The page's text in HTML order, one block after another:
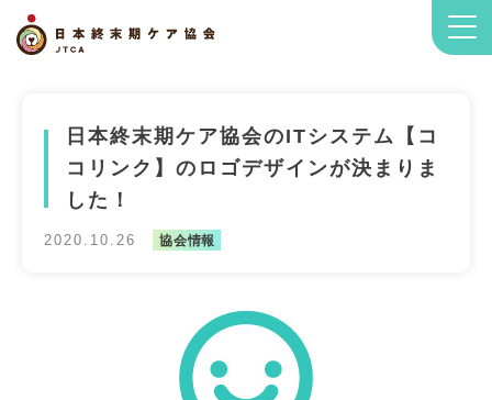
日本終末期ケア協会のITシステム【コ
コリンク】のロゴデザインが決まりま
した！
2020.10.26 協会情報